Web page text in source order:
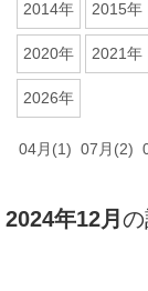
2014年 2015年
2020年 2021年
2026年
04月(1) 07月(2)
2024年12月 の